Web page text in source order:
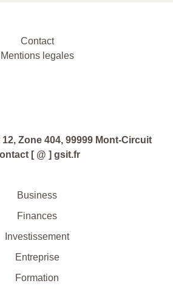
Contact
Mentions legales
Zone 404, 99999 Mont-Circuit
[ @ ] gsit.fr
Business
Finances
Investissement
Entreprise
Formation